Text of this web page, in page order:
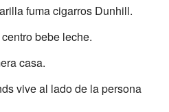
fuma cigarros Dunhill.
bebe leche.
casa.
vive al lado de la persona